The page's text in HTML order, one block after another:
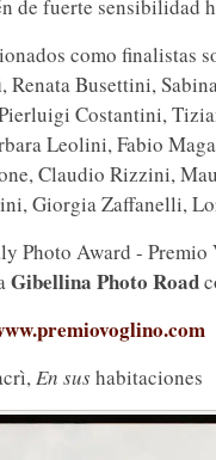
de fuerte sensibilidad
como finalistas
Busettini,
Costantini,
Leolini, Fabio
Claudio Rizzini,
Giorgia Zaffanelli,
Photo Award - Premio
Gibellina Photo Road
En sushabitaciones